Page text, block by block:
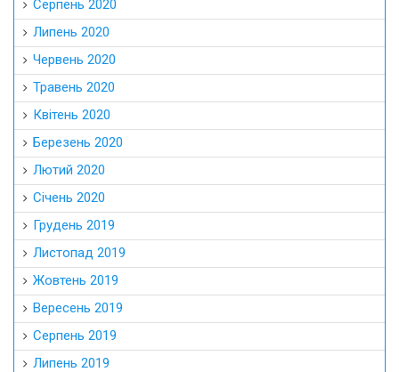
Серпень 2020
Липень 2020
Червень 2020
Травень 2020
Квітень 2020
Березень 2020
Лютий 2020
Січень 2020
Грудень 2019
Листопад 2019
Жовтень 2019
Вересень 2019
Серпень 2019
Липень 2019